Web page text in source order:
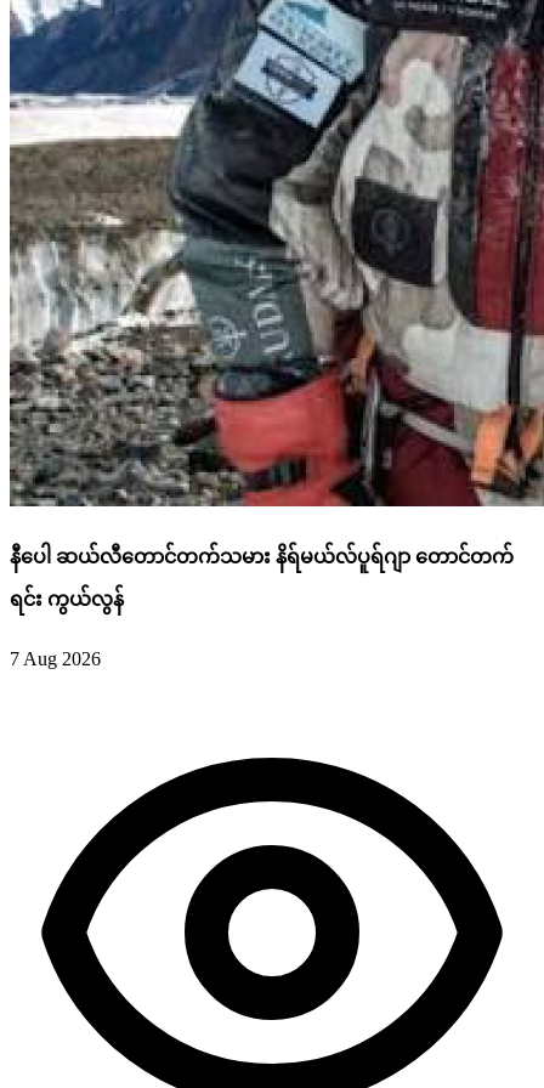
နီပေါ ဆယ်လီတောင်တက်သမား နိရ်မယ်လ်ပူရ်ဂျာ တောင်တက်
ရင်း ကွယ်လွန်
7 Aug 2026